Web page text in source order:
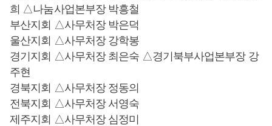
희 △나눔사업본부장 박흥철
부산지회 △사무처장 박은덕
울산지회 △사무처장 강학봉
경기지회 △사무처장 최은숙 △경기북부사업본부장 강
주현
경북지회 △사무처장 정동의
전북지회 △사무처장 서영숙
제주지회 △사무처장 심정미